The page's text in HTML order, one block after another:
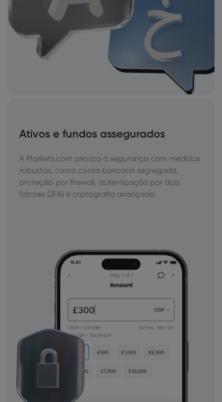
Ativos e fundos assegurados
A Markets.com prioriza a segurança com medidas
robustas, como conta bancária segregada,
proteção por firewall, autenticação por dois
fatores (2FA) e criptografia avançada.